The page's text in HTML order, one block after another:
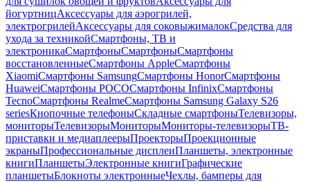
йогуртницАксессуары для аэрогрилей,
электрогрилейАксессуары для соковыжималокСредства для
ухода за техникойСмартфоны, ТВ и
электроникаСмартфоныСмартфоныСмартфоны
восстановленныеСмартфоны AppleСмартфоны
XiaomiСмартфоны SamsungСмартфоны HonorСмартфоны
HuaweiСмартфоны POCOСмартфоны InfinixСмартфоны
TecnoСмартфоны RealmeСмартфоны Samsung Galaxy S26
seriesКнопочные телефоныСкладные смартфоныТелевизоры,
мониторыТелевизорыМониторыМониторы-телевизорыТВ-
приставки и медиаплеерыПроекторыПроекционные
экраныПрофессиональные дисплеиПланшеты, электронные
книгиПланшетыЭлектронные книгиГрафические
планшетыБлокноты электронныеЧехлы, бамперы для